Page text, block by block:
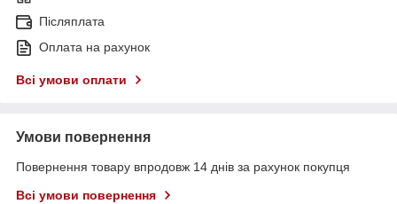
Післяплата
Оплата на рахунок
Всі умови оплати
Умови повернення
Повернення товару впродовж 14 днів за рахунок покупця
Всі умови повернення